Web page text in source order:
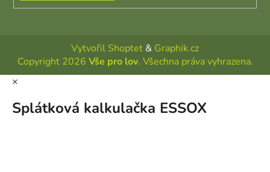
Vytvořil Shoptet & Graphik.cz
Copyright 2026 Vše pro lov. Všechna práva vyhrazena.
×
Splátková kalkulačka ESSOX